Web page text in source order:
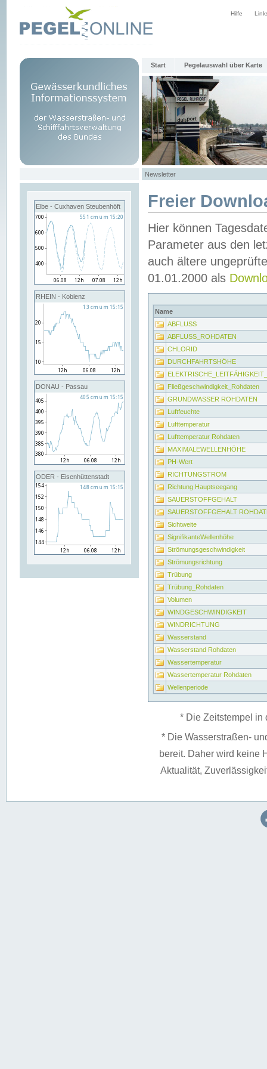
Hilfe
Start Pegelauswahl über Karte
Newsletter
Elbe - Cuxhaven Steubenhöft
RHEIN - Koblenz
DONAU - Passau
ODER - Eisenhüttenstadt
Freier
Hier können
Parameter aus den
auch ältere
01.01.2000 als
Name
ABFLUSS
ABFLUSS_ROHDATEN
CHLORID
DURCHFAHRTSHÖHE
Fließgeschwindigkeit_Rohdaten
GRUNDWASSER ROHDATEN
Luftfeuchte
Lufttemperatur
Lufttemperatur Rohdaten
MAXIMALEWELLENHÖHE
PH-Wert
RICHTUNGSTROM
Richtung Hauptseegang
SAUERSTOFFGEHALT
SAUERSTOFFGEHALT
Sichtweite
SignifikanteWellenhöhe
Strömungsgeschwindigkeit
Strömungsrichtung
Trübung
Trübung_Rohdaten
Volumen
WINDGESCHWINDIGKEIT
WINDRICHTUNG
Wasserstand
Wasserstand Rohdaten
Wassertemperatur
Wassertemperatur Rohdaten
Wellenperiode
* Die Zeitstempel in
* Die Wasserstraßen-
bereit. Daher wird keine
Aktualität,